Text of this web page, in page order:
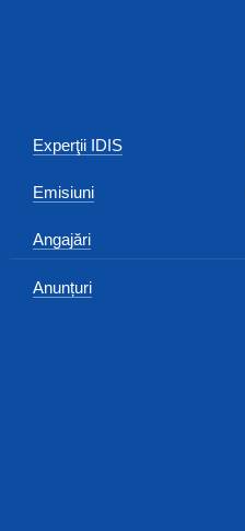
Experţii IDIS
Emisiuni
Angajări
Anunțuri